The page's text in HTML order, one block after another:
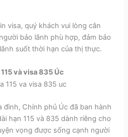
visa, quý khách vui lòng cân
bảo lãnh phù hợp, đảm bảo
suốt thời hạn của thị thực.
và visa 835 Úc
đình, Chính phủ Úc đã ban hành
hạn 115 và 835 dành riêng cho
vọng được sống cạnh người